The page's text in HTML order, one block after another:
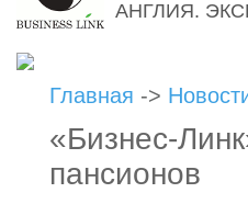
АНГЛИЯ.
Главная ->
«Бизнес-
пансионов